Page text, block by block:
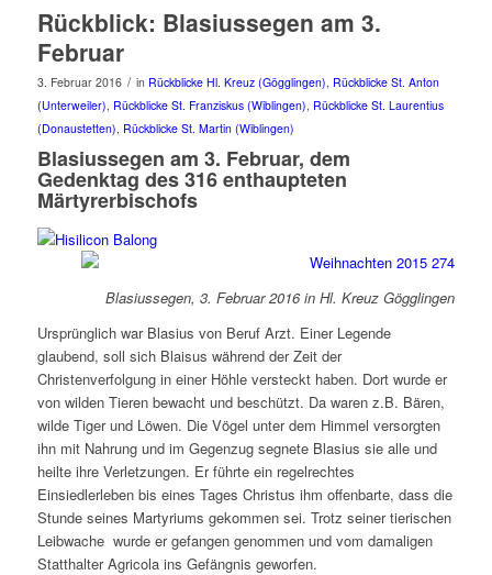
Rückblick: Blasiussegen am 3.
Februar
3. Februar 2016 / in Rückblicke Hl. Kreuz (Gögglingen) Rückblicke St. Anton
(Unterweiler) Rückblicke St. Franziskus (Wiblingen) Rückblicke St. Laurentius
(Donaustetten) Rückblicke St. Martin (Wiblingen)
Blasiussegen am 3. Februar, dem
Gedenktag des 316 enthaupteten
Märtyrerbischofs
Blasiussegen, 3. Februar 2016 in Hl. Kreuz Gögglingen
Ursprünglich war Blasius von Beruf Arzt. Einer Legende
glaubend, soll sich Blaisus während der Zeit der
Christenverfolgung in einer Höhle versteckt haben. Dort wurde er
von wilden Tieren bewacht und beschützt. Da waren z.B. Bären,
wilde Tiger und Löwen. Die Vögel unter dem Himmel versorgten
ihn mit Nahrung und im Gegenzug segnete Blasius sie alle und
heilte ihre Verletzungen. Er führte ein regelrechtes
Einsiedlerleben bis eines Tages Christus ihm offenbarte, dass die
Stunde seines Martyriums gekommen sei. Trotz seiner tierischen
Leibwache wurde er gefangen genommen und vom damaligen
Statthalter Agricola ins Gefängnis geworfen.